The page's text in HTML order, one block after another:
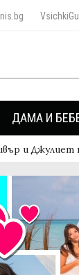
ДАМА И
и Джулиет